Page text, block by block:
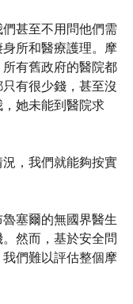
甚至不用問他們需
所和醫療護理。摩
有舊政府的醫院都
有很少錢，甚至沒
她未能到醫院求
，我們就能夠按實
塞爾的無國界醫生
然而，基於安全問
們難以評估整個摩